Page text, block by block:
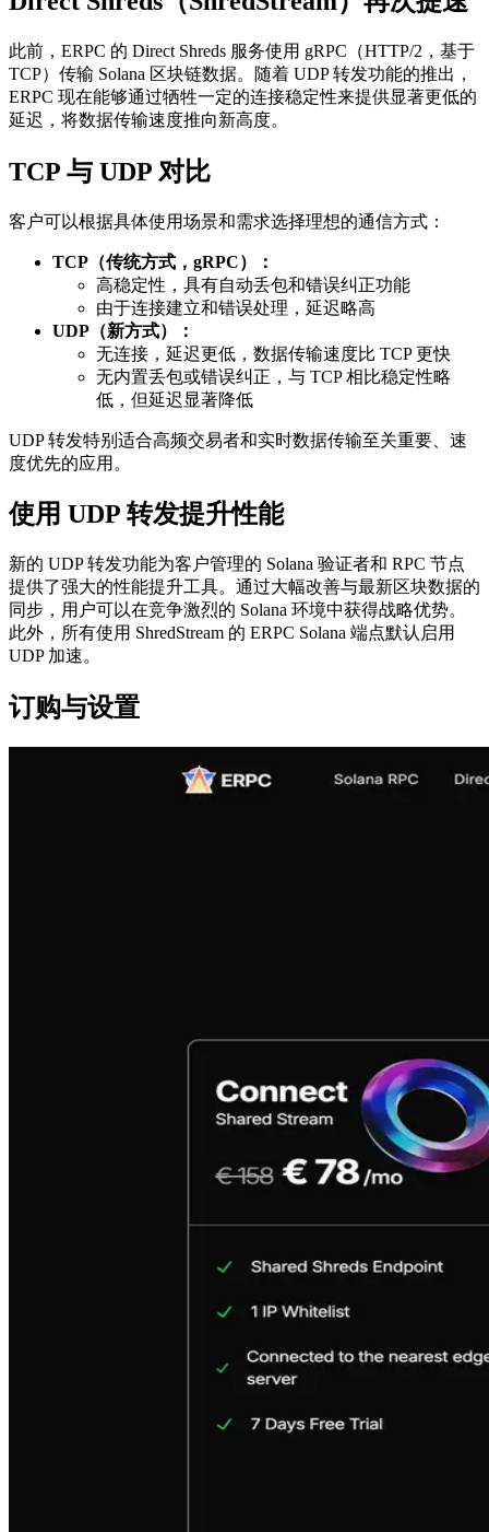
此前，ERPC 的 Direct Shreds 服务使用 gRPC（HTTP/2，基于
TCP）传输 Solana 区块链数据。随着 UDP 转发功能的推出，
ERPC 现在能够通过牺牲一定的连接稳定性来提供显著更低的
延迟，将数据传输速度推向新高度。
TCP 与 UDP 对比
客户可以根据具体使用场景和需求选择理想的通信方式：
TCP（传统方式，gRPC）：
高稳定性，具有自动丢包和错误纠正功能
由于连接建立和错误处理，延迟略高
UDP（新方式）：
无连接，延迟更低，数据传输速度比 TCP 更快
无内置丢包或错误纠正，与 TCP 相比稳定性略
低，但延迟显著降低
UDP 转发特别适合高频交易者和实时数据传输至关重要、速
度优先的应用。
使用 UDP 转发提升性能
新的 UDP 转发功能为客户管理的 Solana 验证者和 RPC 节点
提供了强大的性能提升工具。通过大幅改善与最新区块数据的
同步，用户可以在竞争激烈的 Solana 环境中获得战略优势。
此外，所有使用 ShredStream 的 ERPC Solana 端点默认启用
UDP 加速。
订购与设置